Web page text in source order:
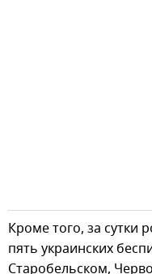
Кроме того, за сутки
пять украинских
Старобельском,